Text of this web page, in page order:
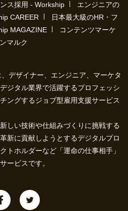
ス採用 - Workship
エンジニアの
CAREER
日本最大級のHR・フ
MAGAZINE
コンテンツマーケ
マルク
デザイナー、エンジニア、マーケタ
ジタル業界で活躍するプロフェッシ
ングするジョブ型雇用支援サービス
しい技術や仕組みづくりに挑戦する
新に貢献しようとするデジタルプロ
トホルダーなど「運命の仕事相手」
ービスです。